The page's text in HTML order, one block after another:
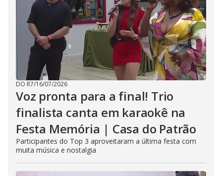
DO R7/16/07/2026
Voz pronta para a final! Trio
finalista canta em karaokê na
Festa Memória | Casa do Patrão
Participantes do Top 3 aproveitaram a última festa com
muita música e nostalgia